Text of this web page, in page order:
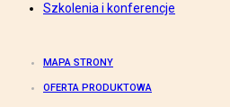
Szkolenia i konferencje
MAPA STRONY
OFERTA PRODUKTOWA